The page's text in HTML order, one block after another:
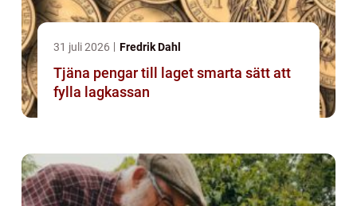
31 juli 2026 Fredrik Dahl
Tjäna pengar till laget smarta sätt att
fylla lagkassan